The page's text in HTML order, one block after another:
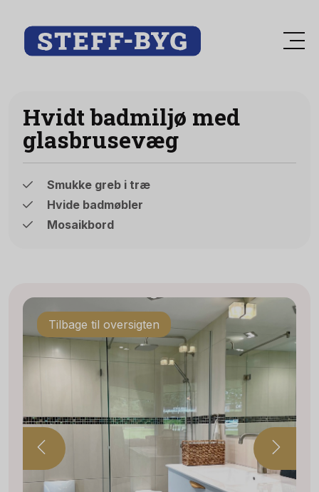
Tilbage til oversigten
Hvidt badmiljø med
glasbrusevæg
Smukke greb i træ
Hvide badmøbler
Mosaikbord